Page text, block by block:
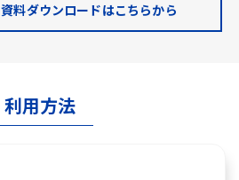
資料ダウンロードはこちらから
利用方法